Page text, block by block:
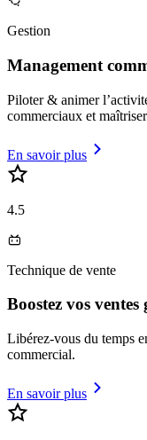
Gestion
Management
Piloter & animer
commerciaux et
En savoir plus
4.5
Technique de vente
Boostez vos
Libérez-vous du temps
commercial.
En savoir plus